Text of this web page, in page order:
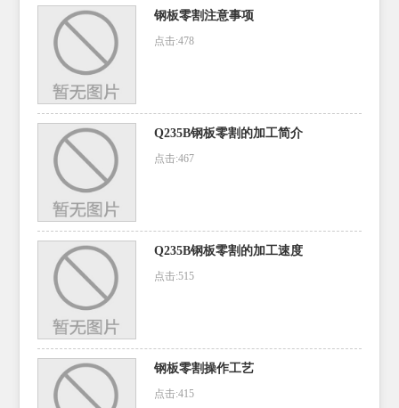
钢板零割注意事项
点击:478
Q235B钢板零割的加工简介
点击:467
Q235B钢板零割的加工速度
点击:515
钢板零割操作工艺
点击:415